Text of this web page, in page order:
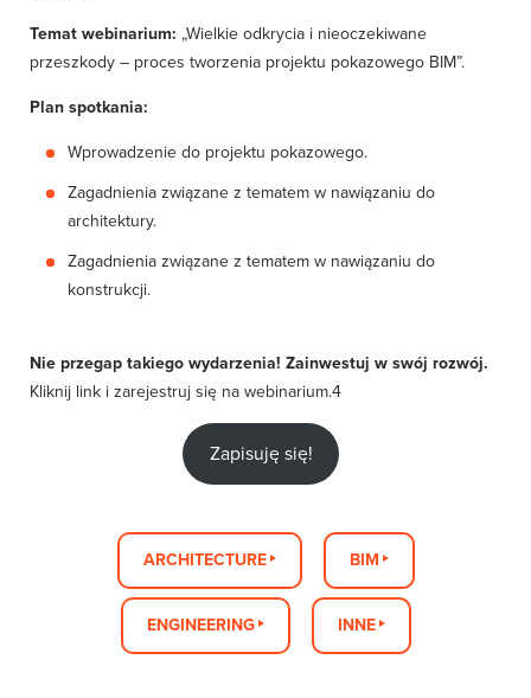
Temat webinarium: „Wielkie odkrycia i nieoczekiwane
przeszkody – proces tworzenia projektu pokazowego BIM”.
Plan spotkania:
Wprowadzenie do projektu pokazowego.
Zagadnienia związane z tematem w nawiązaniu do
architektury.
Zagadnienia związane z tematem w nawiązaniu do
konstrukcji.
Nie przegap takiego wydarzenia! Zainwestuj w swój rozwój.
Kliknij link i zarejestruj się na webinarium.4
Zapisuję się!
ARCHITECTURE BIM
ENGINEERING INNE